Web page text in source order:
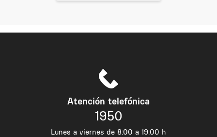
Atención telefónica
1950
Lunes a viernes de 8:00 a 19:00 h